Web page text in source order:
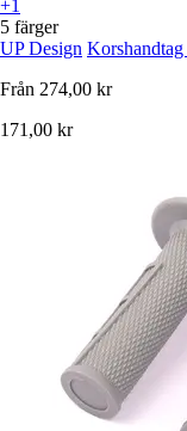
+1
5 färger
UP Design
Från 274,00 kr
171,00 kr